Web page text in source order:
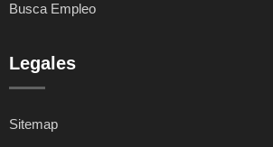
Busca Empleo
Legales
Sitemap